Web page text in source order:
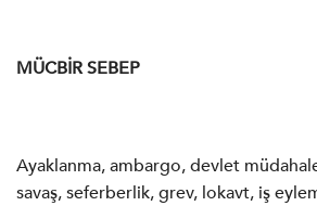
MÜCBİR SEBEP
Ayaklanma, ambargo, devlet
savaş, seferberlik, grev, lokavt, iş